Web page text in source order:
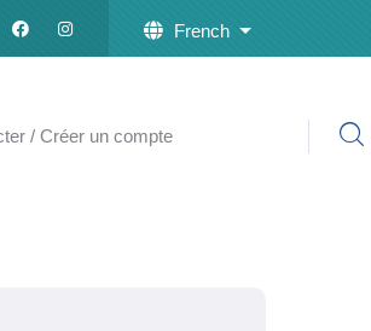
French List additional
/ Créer un compte